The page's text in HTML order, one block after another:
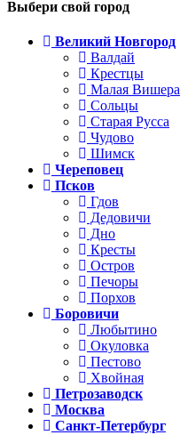
Выбери свой город
Великий Новгород
Валдай
Крестцы
Малая Вишера
Сольцы
Старая Русса
Чудово
Шимск
Череповец
Псков
Гдов
Дедовичи
Дно
Кресты
Остров
Печоры
Порхов
Боровичи
Любытино
Окуловка
Пестово
Хвойная
Петрозаводск
Москва
Санкт-Петербург